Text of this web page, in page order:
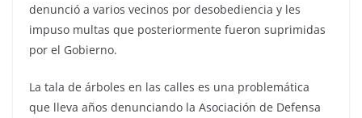
denunció a varios vecinos por desobediencia y les
impuso multas que posteriormente fueron suprimidas
por el Gobierno.
La tala de árboles en las calles es una problemática
que lleva años denunciando la Asociación de Defensa